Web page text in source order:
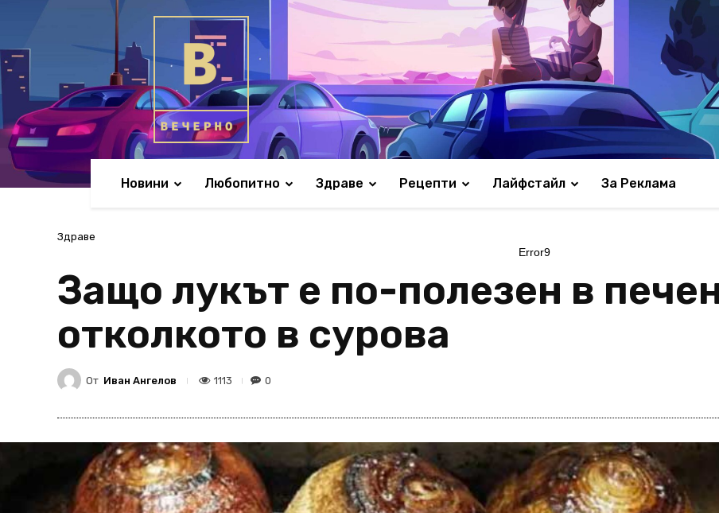
Новини Любопитно Здраве Рецепти Лайфстайл За Реклама
Здраве
Error9
Защо лукът е по-полезен в
отколкото в сурова
От Иван Ангелов 1113 0